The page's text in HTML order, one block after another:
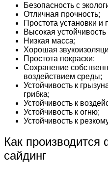
Безопасность с
Отличная прочность;
Простота установки
Высокая
Низкая масса;
Хорошая
Простота покраски;
Сохранение
воздействием среды;
Устойчивость к
грибка;
Устойчивость к
Устойчивость к огню;
Устойчивость к
Как
сайдинг